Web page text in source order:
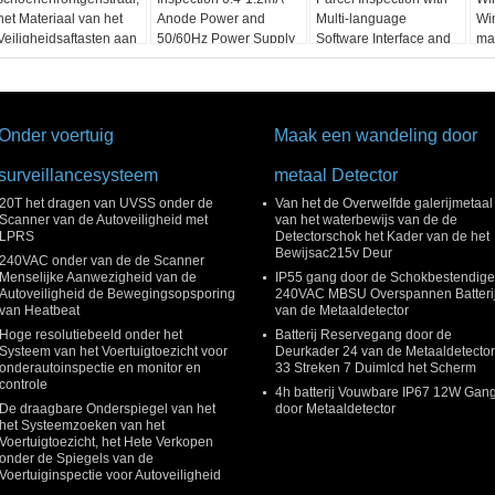
het Materiaal van het
aan
Anode Power and
50/60Hz Power Supply
Multi-language
Software Interface and
12 Months After
voertuig
20T het dragen van UVSS onder de
Scanner van de Autoveiligheid met
LPRS
240VAC onder van de de Scanner
Menselijke Aanwezigheid van de
Autoveiligheid de Bewegingsopsporing
van Heatbeat
Hoge resolutiebeeld onder het
Systeem van het Voertuigtoezicht voor
onderautoinspectie en monitor en
controle
De draagbare Onderspiegel van het
het Systeemzoeken van het
Voertuigtoezicht, het Hete Verkopen
onder de Spiegels van de
Voertuiginspectie voor Autoveiligheid
Maak een wandeling door
metaal Detector
Van het de Overwelfde galerijmetaal
van het waterbewijs van de de
Detectorschok het Kader van de het
Bewijsac215v Deur
IP55 gang door de Schokbestendige
240VAC MBSU Overspannen Batterij
van de Metaaldetector
Batterij Reservegang door de
Deurkader 24 van de Metaaldetector
33 Streken 7 Duimlcd het Scherm
4h batterij Vouwbare IP67 12W Gang
door Metaaldetector